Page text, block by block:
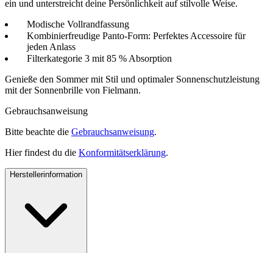
ein und unterstreicht deine Persönlichkeit auf stilvolle Weise.
Modische Vollrandfassung
Kombinierfreudige Panto-Form: Perfektes Accessoire für
jeden Anlass
Filterkategorie 3 mit 85 % Absorption
Genieße den Sommer mit Stil und optimaler Sonnenschutzleistung
mit der Sonnenbrille von Fielmann.
Gebrauchsanweisung
Bitte beachte die Gebrauchsanweisung.
Hier findest du die Konformitätserklärung.
Herstellerinformation